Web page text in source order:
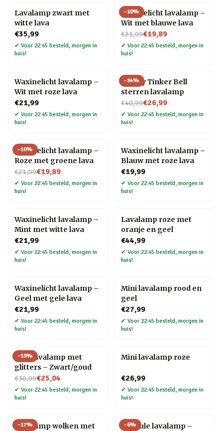
Lavalamp zwart met
witte lava
€35,99
✔ Voor 22:45 besteld, morgen in
huis!
-10%
Waxinelicht lavalamp –
Wit met blauwe lava
€21,99
Nu voor€19,89
✔ Voor 22:45 besteld, morgen in
huis!
Waxinelicht lavalamp –
Wit met roze lava
€21,99
✔ Voor 22:45 besteld, morgen in
huis!
-34%
Disney Tinker Bell
sterren lavalamp
€40,99
Nu voor€26,99
✔ Voor 22:45 besteld, morgen in
huis!
-10%
Waxinelicht lavalamp –
Roze met groene lava
€21,99
Nu voor€19,89
✔ Voor 22:45 besteld, morgen in
huis!
Waxinelicht lavalamp –
Blauw met roze lava
€19,99
✔ Voor 22:45 besteld, morgen in
huis!
Waxinelicht lavalamp –
Mint met witte lava
€21,99
✔ Voor 22:45 besteld, morgen in
huis!
Lavalamp roze met
oranje en geel
€44,99
✔ Voor 22:45 besteld, morgen in
huis!
Waxinelicht lavalamp –
Geel met gele lava
€21,99
✔ Voor 22:45 besteld, morgen in
huis!
Mini lavalamp rood en
geel
€27,99
✔ Voor 22:45 besteld, morgen in
huis!
-19%
Mini lavalamp met
glitters – Zwart/goud
€30,99
Nu voor€25,04
✔ Voor 22:45 besteld, morgen in
huis!
Mini lavalamp roze
€26,99
✔ Voor 22:45 besteld, morgen in
huis!
-17%
Lavalamp wolken met
-6%
Capsule lavalamp –